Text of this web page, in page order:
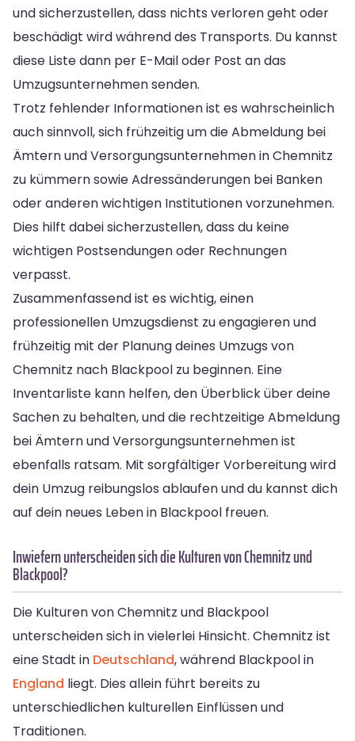
und sicherzustellen, dass nichts verloren geht oder
beschädigt wird während des Transports. Du kannst
diese Liste dann per E-Mail oder Post an das
Umzugsunternehmen senden.
Trotz fehlender Informationen ist es wahrscheinlich
auch sinnvoll, sich frühzeitig um die Abmeldung bei
Ämtern und Versorgungsunternehmen in Chemnitz
zu kümmern sowie Adressänderungen bei Banken
oder anderen wichtigen Institutionen vorzunehmen.
Dies hilft dabei sicherzustellen, dass du keine
wichtigen Postsendungen oder Rechnungen
verpasst.
Zusammenfassend ist es wichtig, einen
professionellen Umzugsdienst zu engagieren und
frühzeitig mit der Planung deines Umzugs von
Chemnitz nach Blackpool zu beginnen. Eine
Inventarliste kann helfen, den Überblick über deine
Sachen zu behalten, und die rechtzeitige Abmeldung
bei Ämtern und Versorgungsunternehmen ist
ebenfalls ratsam. Mit sorgfältiger Vorbereitung wird
dein Umzug reibungslos ablaufen und du kannst dich
auf dein neues Leben in Blackpool freuen.
Inwiefern unterscheiden sich die Kulturen von Chemnitz und
Blackpool?
Die Kulturen von Chemnitz und Blackpool
unterscheiden sich in vielerlei Hinsicht. Chemnitz ist
eine Stadt in Deutschland, während Blackpool in
England liegt. Dies allein führt bereits zu
unterschiedlichen kulturellen Einflüssen und
Traditionen.